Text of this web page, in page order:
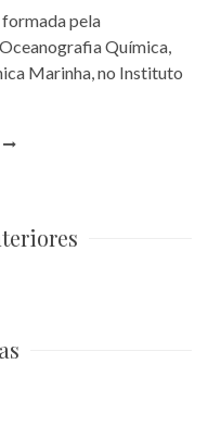
pela
Química,
Marinha, no Instituto